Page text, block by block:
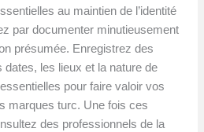
au maintien de l’identité
par documenter minutieusement
présumée. Enregistrez des
dates, les lieux et la nature de
pour faire valoir vos
marques turc. Une fois ces
des professionnels de la